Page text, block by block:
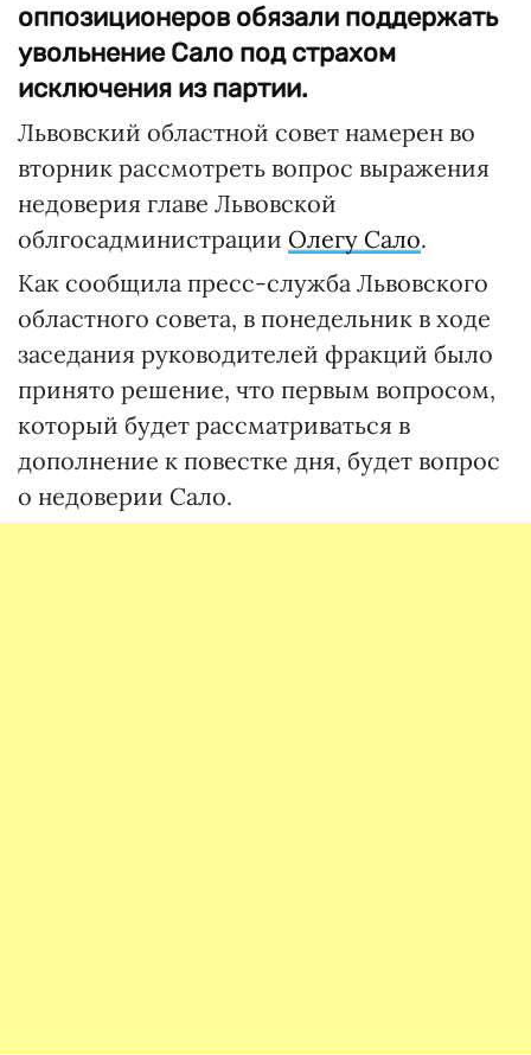
оппозиционеров обязали поддержать
увольнение Сало под страхом
исключения из партии.
Львовский областной совет намерен во
вторник рассмотреть вопрос выражения
недоверия главе Львовской
облгосадминистрации Олегу Сало.
Как сообщила пресс-служба Львовского
областного совета, в понедельник в ходе
заседания руководителей фракций было
принято решение, что первым вопросом,
который будет рассматриваться в
дополнение к повестке дня, будет вопрос
о недоверии Сало.